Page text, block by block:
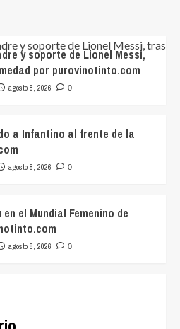
y soporte de Lionel Messi,
por purovinotinto.com
agosto 8, 2026 0
a Infantino al frente de la
agosto 8, 2026 0
el Mundial Femenino de
agosto 8, 2026 0